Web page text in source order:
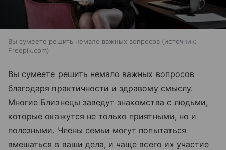
Вы сумеете решить немало важных вопросов
источник:
Freepik.com
Вы сумеете решить немало важных вопросов
благодаря практичности и здравому смыслу.
Многие Близнецы заведут знакомства с людьми,
которые окажутся не только приятными, но и
полезными. Члены семьи могут попытаться
вмешаться в ваши дела, и чаще всего их участие